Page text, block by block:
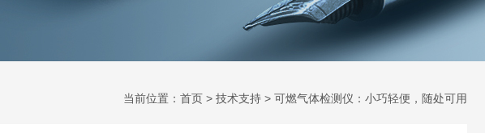
当前位置： 首页 > 技术支持 > 可燃气体检测仪：小巧轻便，随处可用